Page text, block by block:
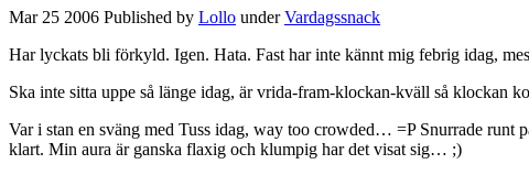
Mar 25 2006 Published by Lollo underVardagssnack
Har lyckats bli förkyld. Igen. Hata. Fast har inte kännt mig febrig idag,
Ska inte sitta uppe så länge idag, är vrida-fram-klockan-kväll så klockan
Var i stan en sväng med Tuss idag, way too crowded… =P Snurrade
klart. Min aura är ganska flaxig och klumpig har det visat sig… ;)